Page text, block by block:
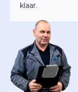
klaar.